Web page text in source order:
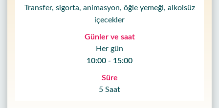
Transfer, sigorta, animasyon, öğle yemeği, alkolsüz
içecekler
Günler ve saat
Her gün
10:00 - 15:00
Süre
5 Saat